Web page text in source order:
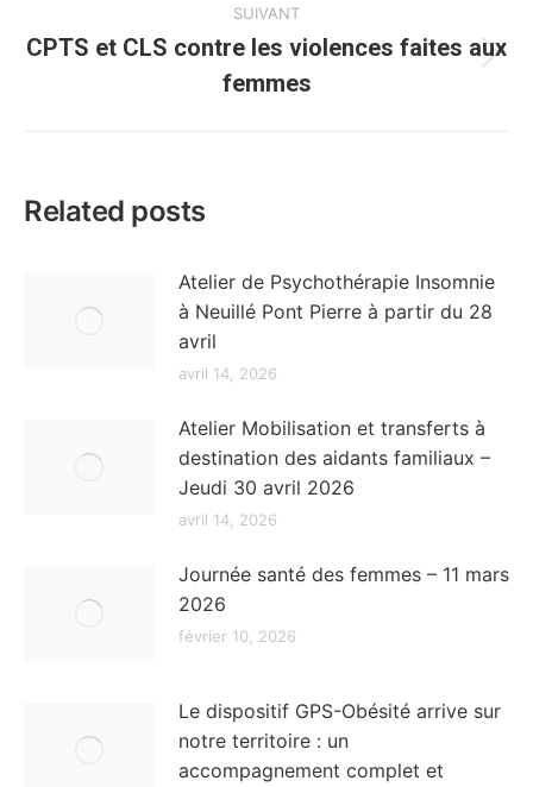
:
SUIVANT
suivant
CPTS et CLS contre les violences faites aux
femmes
Related posts
Atelier de Psychothérapie Insomnie
à Neuillé Pont Pierre à partir du 28
avril
avril 14, 2026
Atelier Mobilisation et transferts à
destination des aidants familiaux –
Jeudi 30 avril 2026
avril 14, 2026
Journée santé des femmes – 11 mars
2026
février 10, 2026
Le dispositif GPS-Obésité arrive sur
notre territoire : un
accompagnement complet et